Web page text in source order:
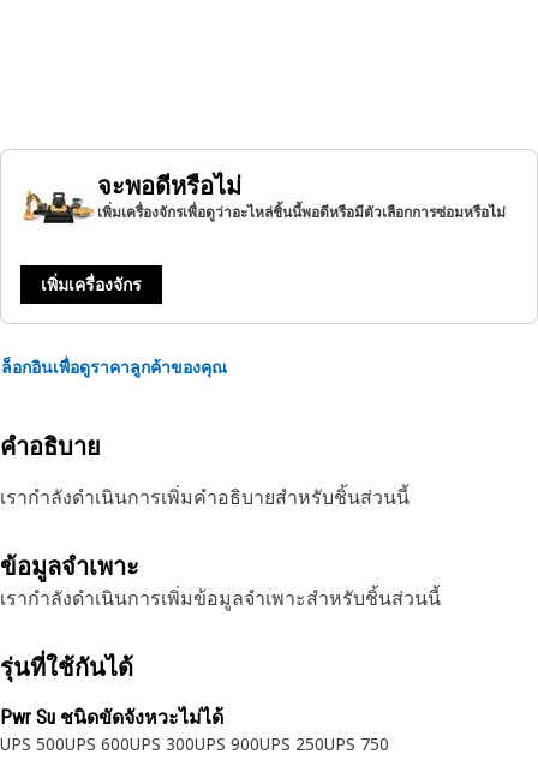
จะพอดีหรือไม่
เพิ่มเครื่องจักรเพื่อดูว่าอะไหล่ชิ้นนี้พอดีหรือมีตัวเลือกการซ่อมหรือไม่
เพิ่มเครื่องจักร
ล็อกอินเพื่อดูราคาลูกค้าของคุณ
คำอธิบาย
เรากำลังดำเนินการเพิ่มคำอธิบายสำหรับชิ้นส่วนนี้
ข้อมูลจำเพาะ
เรากำลังดำเนินการเพิ่มข้อมูลจำเพาะสำหรับชิ้นส่วนนี้
รุ่นที่ใช้กันได้
Pwr Su ชนิดขัดจังหวะไม่ได้
UPS 500UPS 600UPS 300UPS 900UPS 250UPS 750